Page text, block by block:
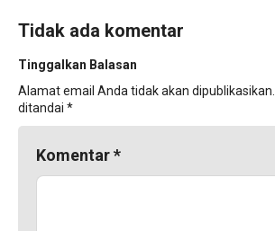
Tidak ada komentar
Tinggalkan Balasan
Alamat email Anda tidak akan dipublikasikan.
ditandai *
Komentar*